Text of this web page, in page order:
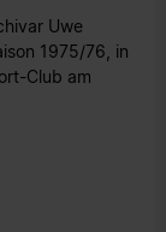
Uwe
1975/76, in
Club am